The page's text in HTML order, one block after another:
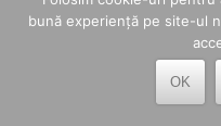
bună experiență pe site-ul
OK